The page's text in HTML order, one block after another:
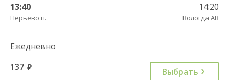
13:40
Перьево п.
14:20
Вологда АВ
Ежедневно
137 руб. Выбрать